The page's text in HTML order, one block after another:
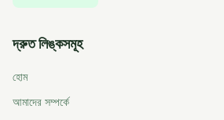
দ্রুত লিঙ্কসমূহ
হোম
আমাদের সম্পর্কে